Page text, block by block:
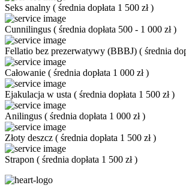
Seks analny ( średnia dopłata 1 500 zł)
Cunnilingus ( średnia dopłata 500 - 1 000 zł)
Fellatio bez prezerwatywy (BBBJ) ( średnia
Całowanie ( średnia dopłata 1 000 zł)
Ejakulacja w usta ( średnia dopłata 1 500 zł)
Anilingus ( średnia dopłata 1 000 zł)
Złoty deszcz ( średnia dopłata 1 500 zł)
Strapon ( średnia dopłata 1 500 zł)